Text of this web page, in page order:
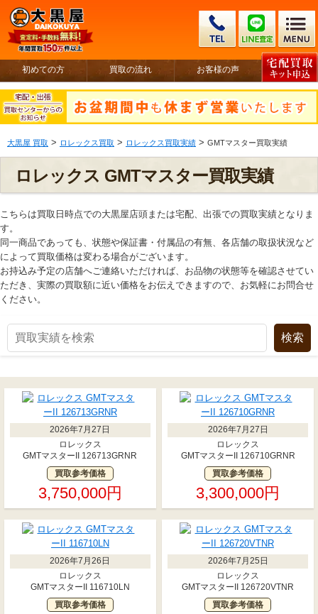
初めての方 買取の流れ お客様の声
大黒屋 買取 > ロレックス買取 > ロレックス買取実績 > GMTマスター買取実績
ロレックス GMTマスター買取実績
こちらは買取日時点での大黒屋店頭または宅配、出張での買取実績となりま
す。
同一商品であっても、状態や保証書・付属品の有無、各店舗の取扱状況など
によって買取価格は変わる場合がございます。
お持込み予定の店舗へご連絡いただければ、お品物の状態等を確認させてい
ただき、実際の買取額に近い価格をお伝えできますので、お気軽にお問合せ
ください。
2026年7月27日
ロレックス
GMTマスターII 126713GRNR
買取参考価格
3,750,000円
2026年7月27日
ロレックス
GMTマスターII 126710GRNR
買取参考価格
3,300,000円
2026年7月26日
ロレックス
GMTマスターII 116710LN
買取参考価格
2026年7月25日
ロレックス
GMTマスターII 126720VTNR
買取参考価格